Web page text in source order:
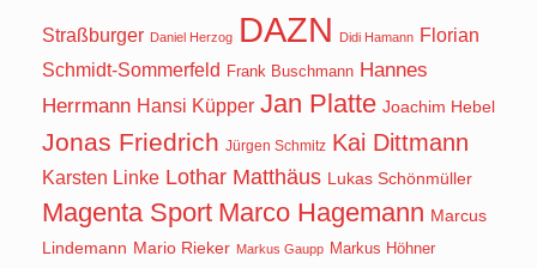
Straßburger Daniel Herzog DAZN Didi Hamann Florian
Schmidt-Sommerfeld Frank Buschmann Hannes
Herrmann Hansi Küpper Jan Platte Joachim Hebel
Jonas Friedrich Jürgen Schmitz Kai Dittmann
Karsten Linke Lothar Matthäus Lukas Schönmüller
Magenta Sport Marco Hagemann Marcus
Lindemann Mario Rieker Markus Gaupp Markus Höhner